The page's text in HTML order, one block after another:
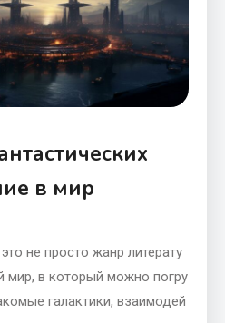
в мир
не просто жанр литерату
мир, в который можно погру
галактики, взаимодей